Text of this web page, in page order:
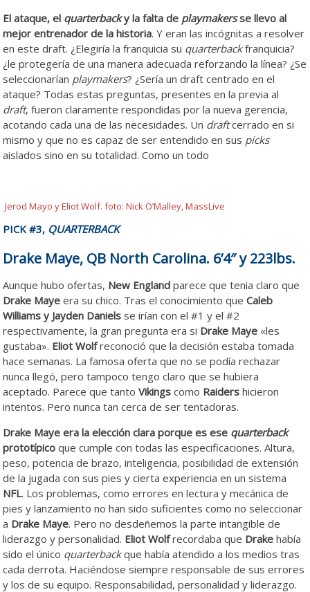
El ataque, el quarterbacky la falta de playmakersse llevo al
mejor entrenador de la historia. Y eran las incógnitas a resolver
en este draft. ¿Elegiría la franquicia su quarterbackfranquicia?
¿le protegería de una manera adecuada reforzando la línea? ¿Se
seleccionarían playmakers? ¿Sería un draft centrado en el
ataque? Todas estas preguntas, presentes en la previa al
draft, fueron claramente respondidas por la nueva gerencia,
acotando cada una de las necesidades. Un draftcerrado en si
mismo y que no es capaz de ser entendido en sus picks
aislados sino en su totalidad. Como un todo
Jerod Mayo y Eliot Wolf. foto: Nick O’Malley, MassLive
PICK #3, QUARTERBACK
Drake Maye, QB North Carolina. 6’4″ y 223lbs.
Aunque hubo ofertas, New England parece que tenia claro que
Drake Maye era su chico. Tras el conocimiento queCaleb
Williams y Jayden Daniels se irían con el #1 y el #2
respectivamente, la gran pregunta era si Drake Maye «les
gustaba». Eliot Wolfreconoció que la decisión estaba tomada
hace semanas. La famosa oferta que no se podía rechazar
nunca llegó, pero tampoco tengo claro que se hubiera
aceptado. Parece que tantoVikings como Raiders hicieron
intentos. Pero nunca tan cerca de ser tentadoras.
Drake Maye era la elección clara porque es ese quarterback
prototípico que cumple con todas las especificaciones. Altura,
peso, potencia de brazo, inteligencia, posibilidad de extensión
de la jugada con sus pies y cierta experiencia en un sistema
NFL. Los problemas, como errores en lectura y mecánica de
pies y lanzamiento no han sido suficientes como no seleccionar
a Drake Maye. Pero no desdeñemos la parte intangible de
liderazgo y personalidad. Eliot Wolfrecordaba que Drake había
sido el único quarterbackque había atendido a los medios tras
cada derrota. Haciéndose siempre responsable de sus errores
y los de su equipo. Responsabilidad, personalidad y liderazgo.